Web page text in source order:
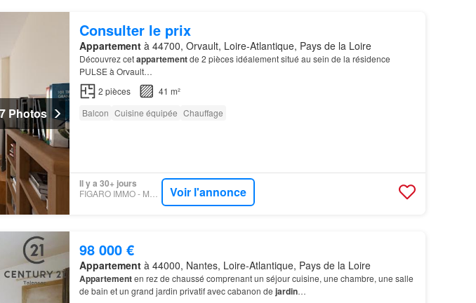
Photos
Consulter le prix
Appartementà 44700, Orvault, Loire-Atlantique, Pays de la Loire
Découvrez cetappartementde 2 pièces idéalement situé au sein de la résidence
PULSE à Orvault…
2 pièces
41 m²
Balcon Cuisine équipée Chauffage
Il y a 30+ jours
Voir l'annonce
98 000 €
Appartementà 44000, Nantes, Loire-Atlantique, Pays de la Loire
Appartementen rez de chaussé comprenant un séjour cuisine, une chambre, une salle
de bain et un grand jardin privatif avec cabanon de jardin…